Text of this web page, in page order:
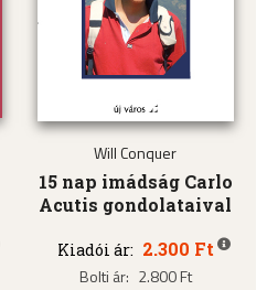
Will Conquer
15 nap imádság Carlo
Acutis gondolataival
Kiadói ár: 2.300 Ft
Bolti ár: 2.800 Ft